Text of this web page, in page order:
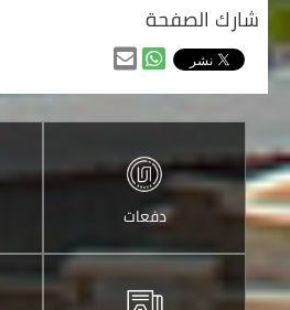
شارك الصفحة
مشاركه
من
خلال
الواتس
اب
مشاركه
من
خلال
ارسالها
البريد
الالكتروني
دفعات